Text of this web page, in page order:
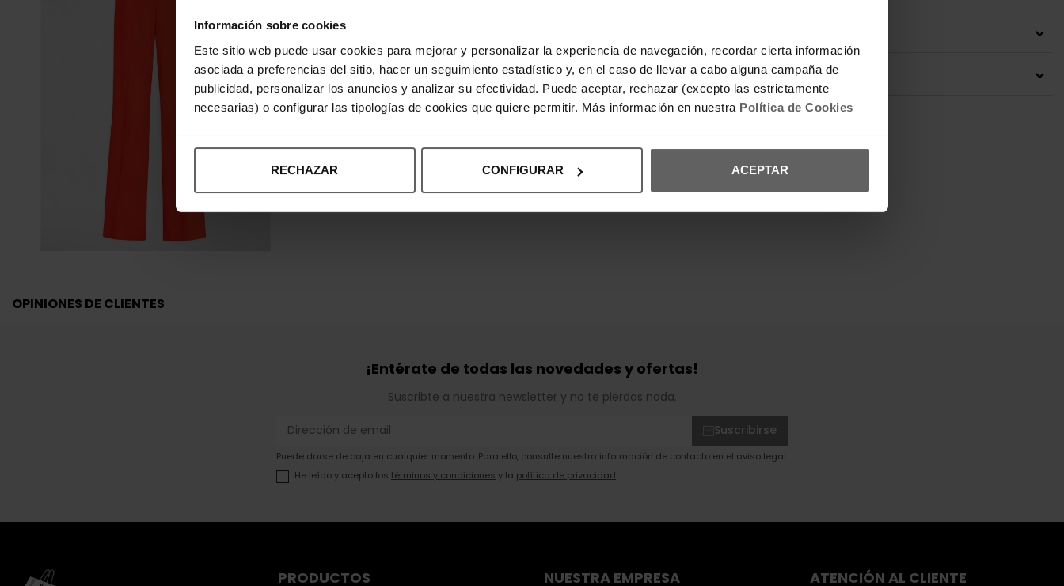
Información sobre cookies
Este sitio web puede usar cookies para mejorar y personalizar la experiencia de navegación, recordar cierta información
asociada a preferencias del sitio, hacer un seguimiento estadístico y, en el caso de llevar a cabo alguna campaña de
publicidad, personalizar los anuncios y analizar su efectividad. Puede aceptar, rechazar (excepto las estrictamente
necesarias) o configurar las tipologías de cookies que quiere permitir. Más información en nuestra Política de Cookies
RECHAZAR CONFIGURAR ACEPTAR
INFORMACIÓN ENVÍOS
OPINIONES DE CLIENTES
¡Entérate de todas las novedades y ofertas!
Suscribte a nuestra newsletter y no te pierdas nada.
Suscribirse
Puede darse de baja en cualquier momento. Para ello, consulte nuestra información de contacto en el aviso legal.
He leído y acepto los términos y condiciones y la política de privacidad.
PRODUCTOS ATENCIÓN AL CLIENTE
NUESTRA EMPRESA